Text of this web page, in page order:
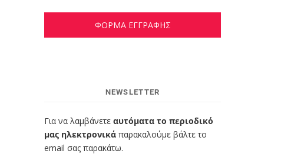
ΦΟΡΜΑ ΕΓΓΡΑΦΗΣ
NEWSLETTER
Για να λαμβάνετε αυτόματα το περιοδικό
μας ηλεκτρονικά παρακαλούμε βάλτε το
email σας παρακάτω.